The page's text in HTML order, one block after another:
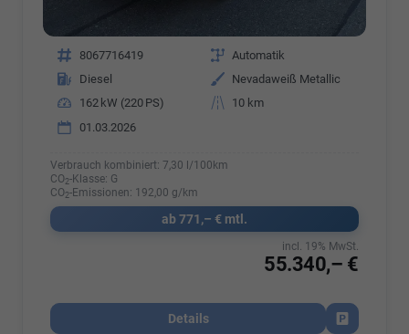
Fahrzeugnr. 8067716419 Getriebe Automatik
Kraftstoff
Diesel Außenfarbe
Nevadaweiß Metallic
Leistung
162 kW (220 PS) Kilometerstand
10 km
01.03.2026
Verbrauch kombiniert:7,30 l/100km
CO2-Klasse: G
CO2-Emissionen: 192,00 g/km
ab 771,– € mtl.
55.340,– €
incl. 19% MwSt.
Details
Fahrzeug